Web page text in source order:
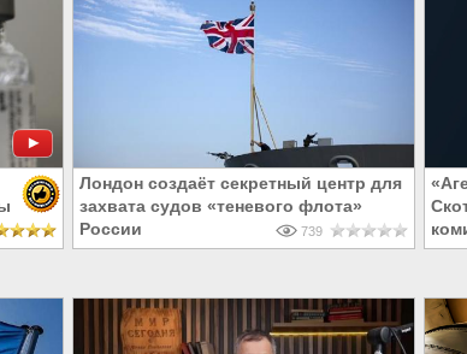
Лондон создаёт секретный центр для
захвата судов «теневого флота»
России
739